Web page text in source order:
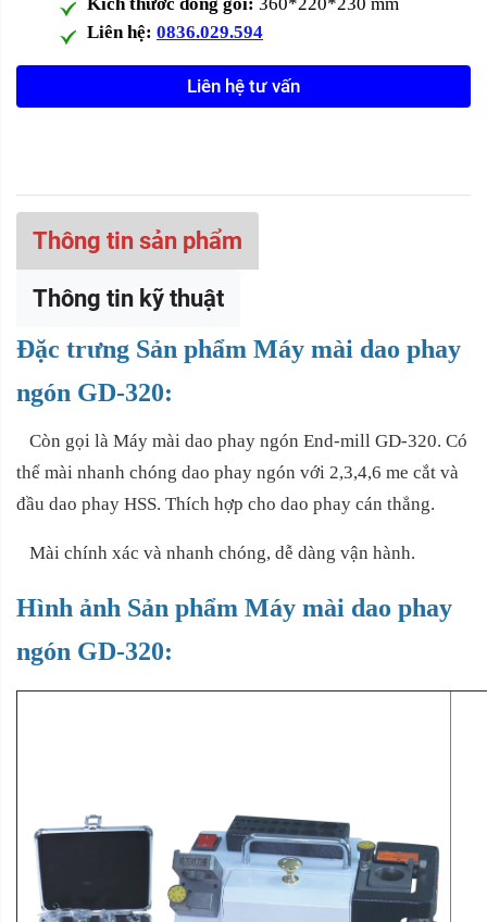
Liên hệ: 0836.029.594
Liên hệ tư vấn
Thông tin sản phẩm
Thông tin kỹ thuật
Đặc trưng Sản phẩm Máy mài dao phay
ngón GD-320:
Còn gọi là Máy mài dao phay ngón End-mill GD-320. Có
thể mài nhanh chóng dao phay ngón với 2,3,4,6 me cắt và
đầu dao phay HSS. Thích hợp cho dao phay cán thẳng.
Mài chính xác và nhanh chóng, dễ dàng vận hành.
Hình ảnh Sản phẩm Máy mài dao phay
ngón GD-320: